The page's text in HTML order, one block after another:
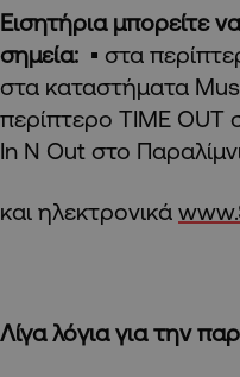
Εισητήρια μπορείτε
σημεία: ▪ στα
στα καταστήματα
περίπτερο ΤΙΜΕ OUT
In N Out στο
και ηλεκτρονικά
Λίγα λόγια για την